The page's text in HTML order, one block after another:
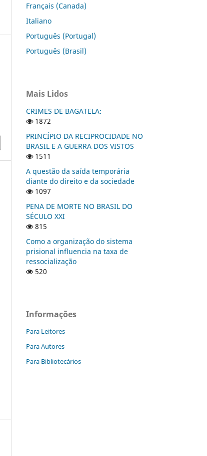
Français (Canada)
Italiano
Português (Portugal)
Português (Brasil)
Mais Lidos
CRIMES DE BAGATELA:
1872
PRINCÍPIO DA RECIPROCIDADE NO
BRASIL E A GUERRA DOS VISTOS
1511
A questão da saída temporária
diante do direito e da sociedade
1097
PENA DE MORTE NO BRASIL DO
SÉCULO XXI
815
Como a organização do sistema
prisional influencia na taxa de
ressocialização
520
Informações
Para Leitores
Para Autores
Para Bibliotecários